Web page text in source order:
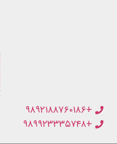
+۹۸۹۲۱۸۸۷۶۰۱۸۶
+۹۸۹۹۲۳۳۳۵۷۴۸